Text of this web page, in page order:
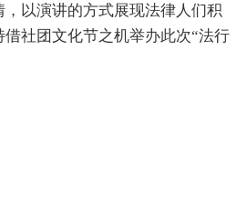
以演讲的方式展现法律人们积
社团文化节之机举办此次“法行